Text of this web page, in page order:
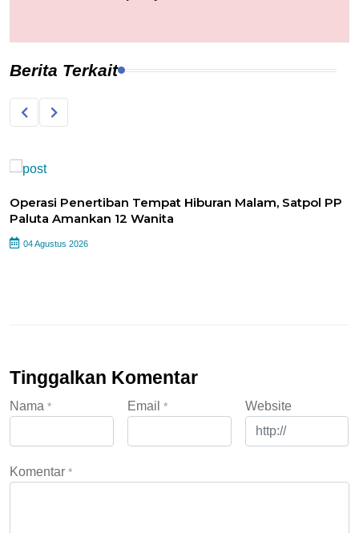
Berita Terkait
Operasi Penertiban Tempat Hiburan Malam, Satpol PP
Paluta Amankan 12 Wanita
04 Agustus 2026
Tinggalkan Komentar
Nama * Email * Website
Komentar *